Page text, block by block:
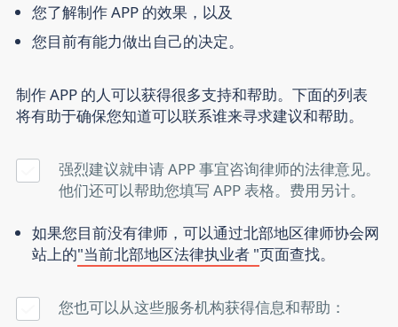
您了解制作 APP 的效果 ，以及
您目前有能力做出自己的决定。
制作 APP 的人可以获得很多支持和帮助。下面的列表
将有助于确保您知道可以联系谁来寻求建议和帮助。
强烈建议就申请 APP 事宜咨询律师的法律意见。
他们还可以帮助您填写 APP 表格。费用另计。
如果您目前没有律师，可以通过北部地区律师协会网
站上的"当前北部地区法律执业者 "页面查找。
您也可以从这些服务机构获得信息和帮助：